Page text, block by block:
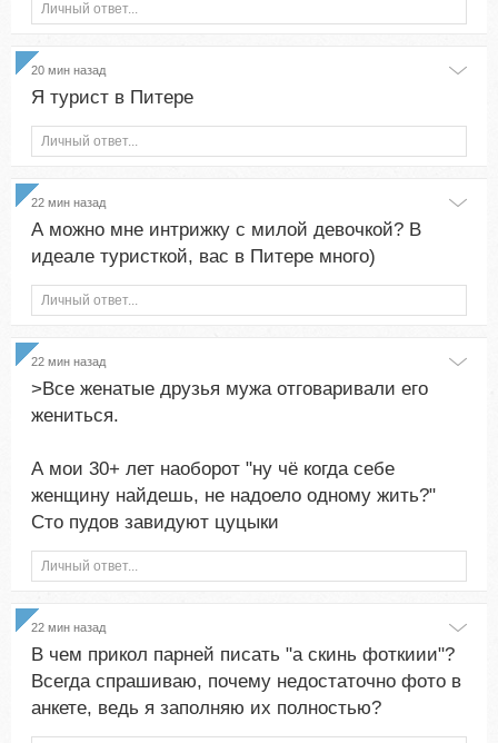
Личный ответ...
20 мин назад
Я турист в Питере
Личный ответ...
22 мин назад
А можно мне интрижку с милой девочкой? В
идеале туристкой, вас в Питере много)
Личный ответ...
22 мин назад
>Все женатые друзья мужа отговаривали его
жениться.
А мои 30+ лет наоборот "ну чё когда себе
женщину найдешь, не надоело одному жить?"
Сто пудов завидуют цуцыки
Личный ответ...
22 мин назад
В чем прикол парней писать "а скинь фоткиии"?
Всегда спрашиваю, почему недостаточно фото в
анкете, ведь я заполняю их полностью?